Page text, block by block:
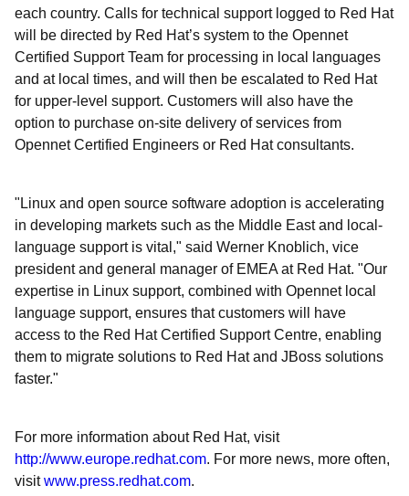
each country. Calls for technical support logged to Red Hat
will be directed by Red Hat’s system to the Opennet
Certified Support Team for processing in local languages
and at local times, and will then be escalated to Red Hat
for upper-level support. Customers will also have the
option to purchase on-site delivery of services from
Opennet Certified Engineers or Red Hat consultants.
"Linux and open source software adoption is accelerating
in developing markets such as the Middle East and local-
language support is vital," said Werner Knoblich, vice
president and general manager of EMEA at Red Hat. "Our
expertise in Linux support, combined with Opennet local
language support, ensures that customers will have
access to the Red Hat Certified Support Centre, enabling
them to migrate solutions to Red Hat and JBoss solutions
faster."
For more information about Red Hat, visit
http://www.europe.redhat.com. For more news, more often,
visitwww.press.redhat.com.